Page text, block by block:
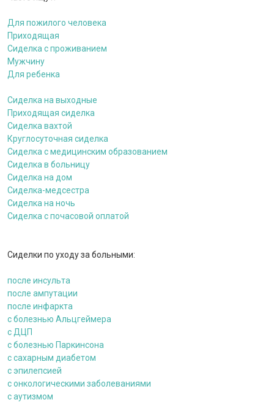
Для пожилого человека
Приходящая
Сиделка с проживанием
Мужчину
Для ребенка
Сиделка на выходные
Приходящая сиделка
Сиделка вахтой
Круглосуточная сиделка
Сиделка с медицинским образованием
Сиделка в больницу
Сиделка на дом
Сиделка-медсестра
Сиделка на ночь
Сиделка с почасовой оплатой
Сиделки по уходу за больными:
после инсульта
после ампутации
после инфаркта
c болезнью Альцгеймера
с ДЦП
c болезнью Паркинсона
с сахарным диабетом
с эпилепсией
с онкологическими заболеваниями
c аутизмом